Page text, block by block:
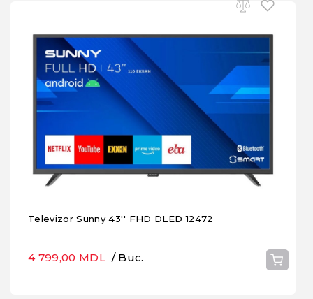
Televizor Sunny 43'' FHD DLED 12472
4 799,00 MDL / Buc.